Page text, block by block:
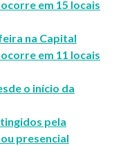
em 15 locais
na Capital
em 11 locais
o início da
pela
presencial